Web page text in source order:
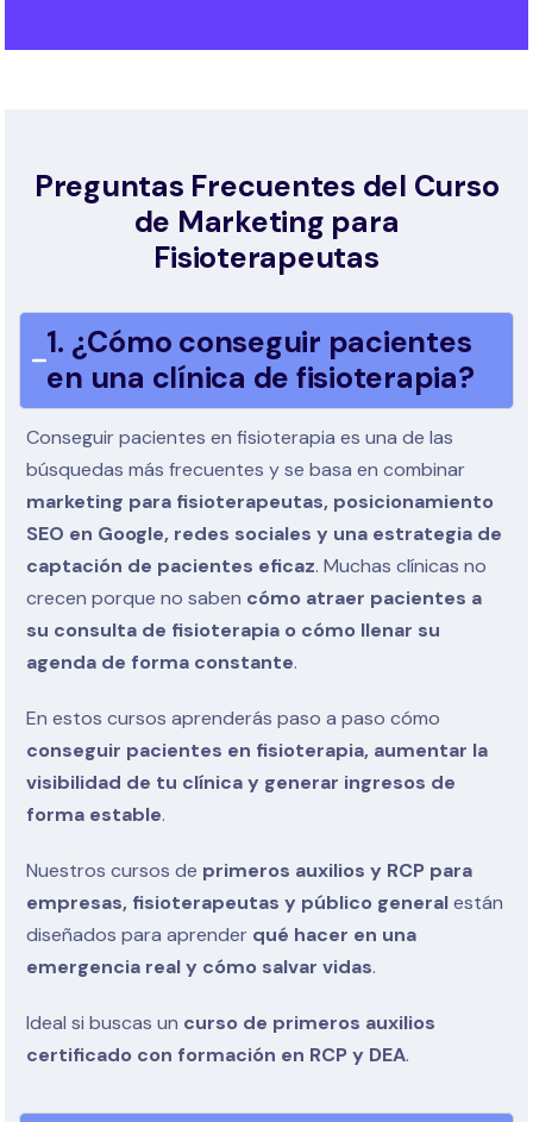
Preguntas Frecuentes del Curso
de Marketing para
Fisioterapeutas
1. ¿Cómo conseguir pacientes
en una clínica de fisioterapia?
Conseguir pacientes en fisioterapia es una de las
búsquedas más frecuentes y se basa en combinar
marketing para fisioterapeutas, posicionamiento
SEO en Google, redes sociales y una estrategia de
captación de pacientes eficaz. Muchas clínicas no
crecen porque no saben cómo atraer pacientes a
su consulta de fisioterapia o cómo llenar su
agenda de forma constante.
En estos cursos aprenderás paso a paso cómo
conseguir pacientes en fisioterapia, aumentar la
visibilidad de tu clínica y generar ingresos de
forma estable.
Nuestros cursos de primeros auxilios y RCP para
empresas, fisioterapeutas y público generalestán
diseñados para aprender qué hacer en una
emergencia real y cómo salvar vidas.
Ideal si buscas un curso de primeros auxilios
certificado con formación en RCP y DEA.